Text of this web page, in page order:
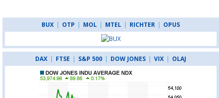
BUX | OTP | MOL | MTEL | RICHTER | OPUS
DAX | FTSE | S&P 500 | DOW JONES | VIX | OLAJ